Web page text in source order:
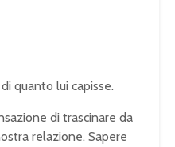
quanto lui capisse.
di trascinare da
relazione. Sapere